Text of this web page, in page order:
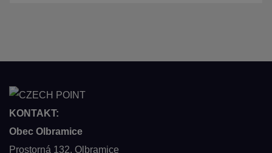
KONTAKT:
Obec Olbramice
Prostorná 132, Olbramice